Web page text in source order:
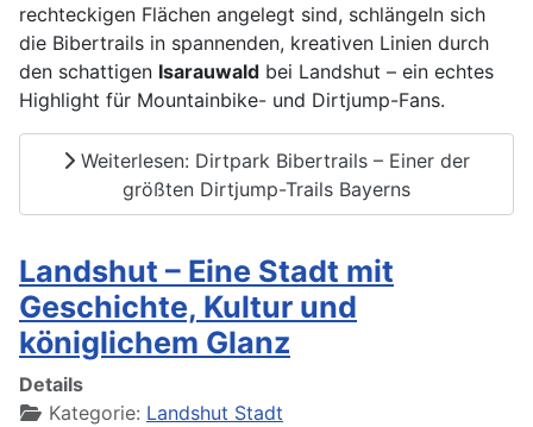
rechteckigen Flächen angelegt sind, schlängeln sich
die Bibertrails in spannenden, kreativen Linien durch
den schattigen Isarauwald bei Landshut – ein echtes
Highlight für Mountainbike- und Dirtjump-Fans.
Weiterlesen: Dirtpark Bibertrails – Einer der
größten Dirtjump-Trails Bayerns
Landshut – Eine Stadt mit
Geschichte, Kultur und
königlichem Glanz
Details
Kategorie: Landshut Stadt